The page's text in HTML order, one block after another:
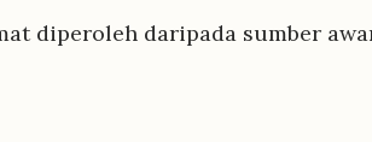
diperoleh daripada sumber